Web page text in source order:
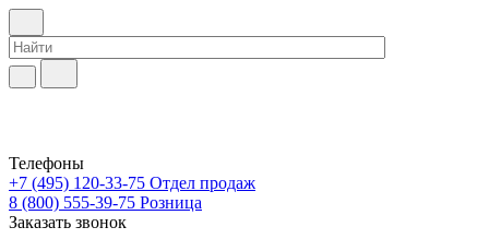
Телефоны
+7 (495) 120-33-75 Отдел продаж
8 (800) 555-39-75 Розница
Заказать звонок